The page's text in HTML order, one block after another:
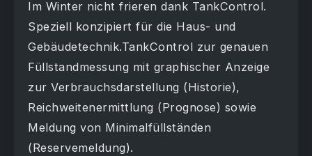
Im Winter nicht frieren dank TankControl.
Speziell konzipiert für die Haus- und
Gebäudetechnik.TankControl zur genauen
Füllstandmessung mit graphischer Anzeige
zur Verbrauchsdarstellung (Historie),
Reichweitenermittlung (Prognose) sowie
Meldung von Minimalfüllständen
(Reservemeldung).